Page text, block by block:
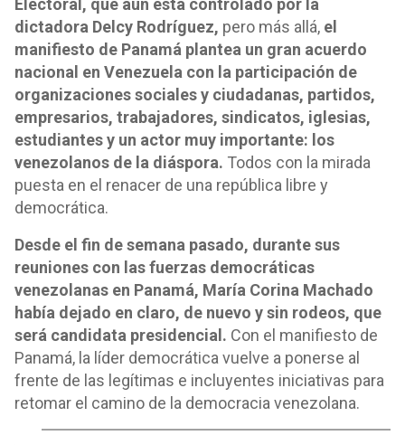
Electoral, que aún está controlado por la
dictadora Delcy Rodríguez, pero más allá, el
manifiesto de Panamá plantea un gran acuerdo
nacional en Venezuela con la participación de
organizaciones sociales y ciudadanas, partidos,
empresarios, trabajadores, sindicatos, iglesias,
estudiantes y un actor muy importante: los
venezolanos de la diáspora. Todos con la mirada
puesta en el renacer de una república libre y
democrática.
Desde el fin de semana pasado, durante sus
reuniones con las fuerzas democráticas
venezolanas en Panamá, María Corina Machado
había dejado en claro, de nuevo y sin rodeos, que
será candidata presidencial. Con el manifiesto de
Panamá, la líder democrática vuelve a ponerse al
frente de las legítimas e incluyentes iniciativas para
retomar el camino de la democracia venezolana.